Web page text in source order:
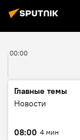
00:00
Главные темы
Новости
08:00 4 мин